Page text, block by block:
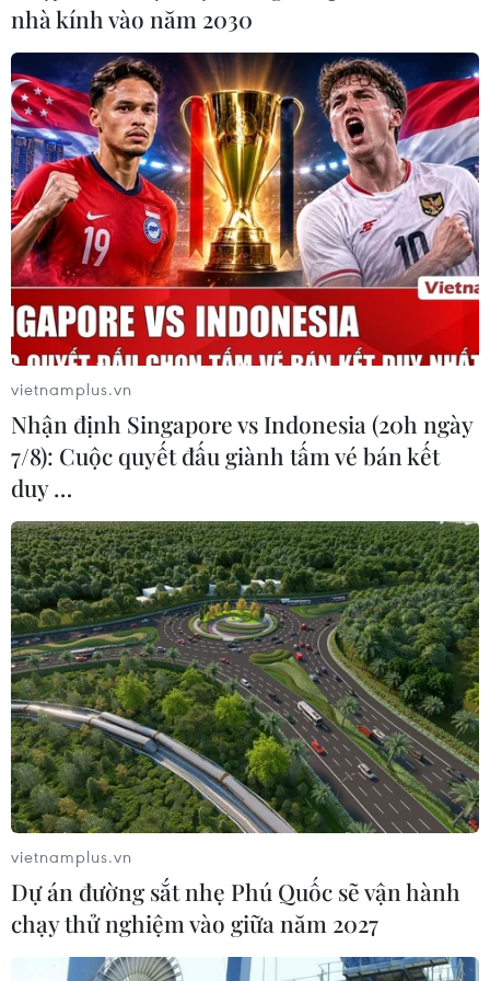
nhà kính vào năm 2030
vietnamplus.vn
Nhận định Singapore vs Indonesia (20h ngày
7/8): Cuộc quyết đấu giành tấm vé bán kết
duy …
vietnamplus.vn
Dự án đường sắt nhẹ Phú Quốc sẽ vận hành
chạy thử nghiệm vào giữa năm 2027